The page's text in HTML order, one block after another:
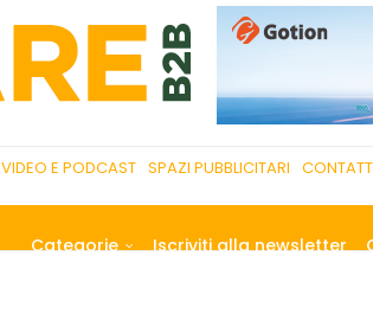
VIDEO E PODCAST SPAZI PUBBLICITARI
Categorie Iscriviti alla newsletter